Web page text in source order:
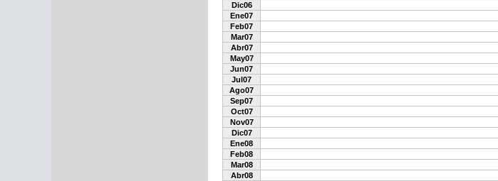
Dic06
Ene07
Feb07
Mar07
Abr07
May07
Jun07
Jul07
Ago07
Sep07
Oct07
Nov07
Dic07
Ene08
Feb08
Mar08
Abr08